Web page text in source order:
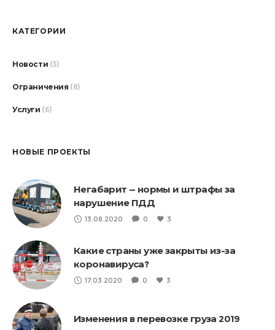
КАТЕГОРИИ
Новости (3)
Ограничения (8)
Услуги (6)
НОВЫЕ ПРОЕКТЫ
Негабарит — нормы и штрафы за
нарушение ПДД
13.08.2020 0 3
Какие страны уже закрыты из-за
коронавируса?
17.03.2020 0 3
Изменения в перевозке груза 2019